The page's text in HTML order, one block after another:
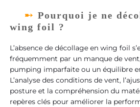
Pourquoi je ne
wing foil ?
L’absence de décollage en wing foil
fréquemment par un manque de
pumping imparfaite ou un équilibre
L’analyse des conditions de vent,
posture et la compréhension du
repères clés pour améliorer la